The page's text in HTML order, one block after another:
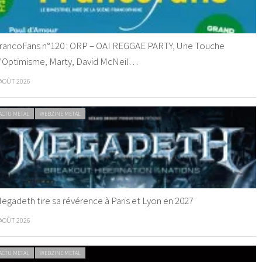
n°120 : ORP – OAI REGGAE PARTY, Une Touche
Marty, David McNeil…
2026
METAL WEBZINE METAL
tire sa révérence à Paris et Lyon en 2027
2026
METAL WEBZINE METAL